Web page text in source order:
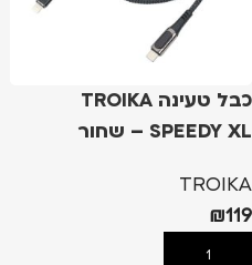
כבל טעינה TROIKA
SPEEDY XL – שחור
TROIKA
₪119
הוספה לסל